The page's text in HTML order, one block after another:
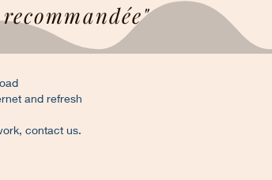
and refresh
contact us.